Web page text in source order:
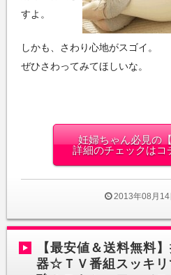
すよ。
しかも、さわり心地がスゴイ。
ぜひさわってみてほしいな。
妊婦ちゃん必見の
詳細のチェックはコ
2013年08月14
【最安値＆送料無料
器☆ＴＶ番組スッキ